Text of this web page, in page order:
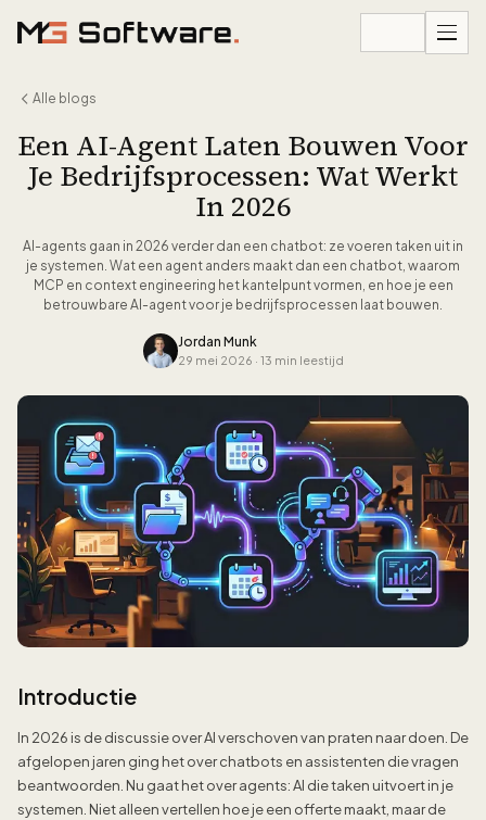
Alle blogs
Een AI-Agent Laten Bouwen Voor
Je Bedrijfsprocessen: Wat Werkt
In 2026
AI-agents gaan in 2026 verder dan een chatbot: ze voeren taken uit in
je systemen. Wat een agent anders maakt dan een chatbot, waarom
MCP en context engineering het kantelpunt vormen, en hoe je een
betrouwbare AI-agent voor je bedrijfsprocessen laat bouwen.
Jordan Munk
29 mei 2026 · 13 min leestijd
Introductie
In 2026 is de discussie over AI verschoven van praten naar doen. De
afgelopen jaren ging het over chatbots en assistenten die vragen
beantwoorden. Nu gaat het over agents: AI die taken uitvoert in je
systemen. Niet alleen vertellen hoe je een offerte maakt, maar de